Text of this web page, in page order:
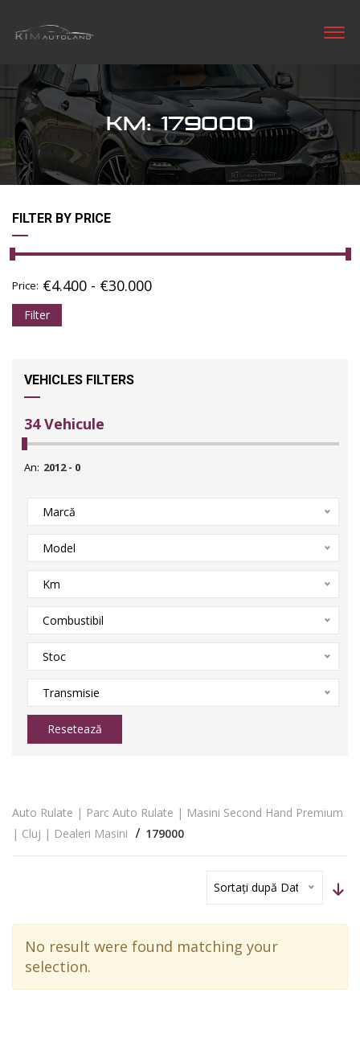
KM: 179000
FILTER BY PRICE
Price: €4.400 - €30.000
Filter
VEHICLES FILTERS
34 Vehicule
An:
Marcă
Model
Km
Combustibil
Stoc
Transmisie
Resetează
Auto Rulate | Parc Auto Rulate | Masini Second Hand Premium
| Cluj | Dealeri Masini
179000
Sortați după Dată
No result were found matching your
selection.